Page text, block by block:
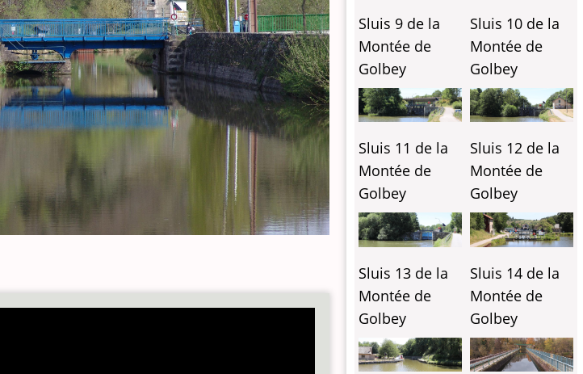
Sluis 9 de la
Montée de
Golbey
Sluis 10 de la
Montée de
Golbey
Sluis 11 de la
Montée de
Golbey
Sluis 12 de la
Montée de
Golbey
Sluis 13 de la
Montée de
Golbey
Sluis 14 de la
Montée de
Golbey